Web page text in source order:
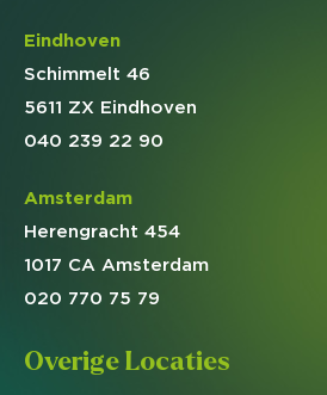
Eindhoven
Schimmelt 46
5611 ZX Eindhoven
040 239 22 90
Amsterdam
Herengracht 454
1017 CA Amsterdam
020 770 75 79
Overige Locaties